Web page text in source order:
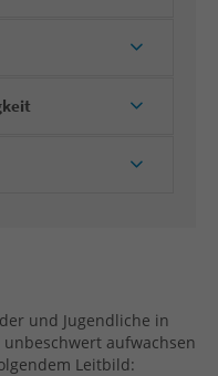
und Jugendliche in
aufwachsen
Leitbild: